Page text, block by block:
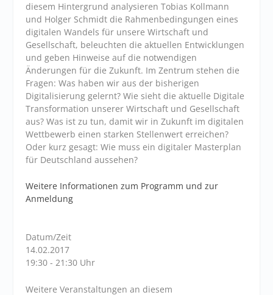
diesem Hintergrund analysieren Tobias Kollmann
und Holger Schmidt die Rahmenbedingungen eines
digitalen Wandels für unsere Wirtschaft und
Gesellschaft, beleuchten die aktuellen Entwicklungen
und geben Hinweise auf die notwendigen
Änderungen für die Zukunft. Im Zentrum stehen die
Fragen: Was haben wir aus der bisherigen
Digitalisierung gelernt? Wie sieht die aktuelle Digitale
Transformation unserer Wirtschaft und Gesellschaft
aus? Was ist zu tun, damit wir in Zukunft im digitalen
Wettbewerb einen starken Stellenwert erreichen?
Oder kurz gesagt: Wie muss ein digitaler Masterplan
für Deutschland aussehen?
Weitere Informationen zum Programm und zur
Anmeldung
Datum/Zeit
14.02.2017
19:30 - 21:30 Uhr
Weitere Veranstaltungen an diesem